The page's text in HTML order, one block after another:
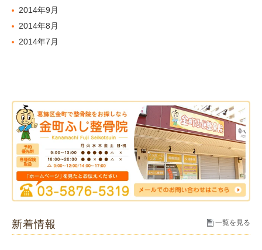
2014年9月
2014年8月
2014年7月
新着情報 一覧を見る